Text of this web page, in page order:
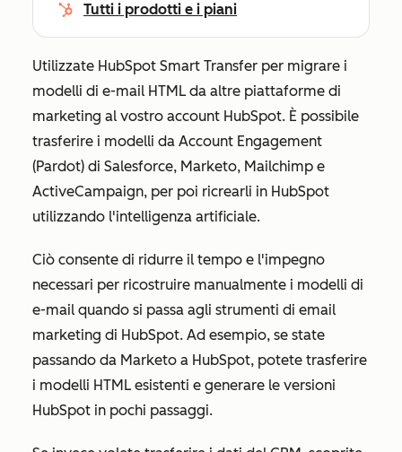
Tutti i prodotti e i piani
Utilizzate HubSpot Smart Transfer per migrare i
modelli di e-mail HTML da altre piattaforme di
marketing al vostro account HubSpot. È possibile
trasferire i modelli da Account Engagement
(Pardot) di Salesforce, Marketo, Mailchimp e
ActiveCampaign, per poi ricrearli in HubSpot
utilizzando l'intelligenza artificiale.
Ciò consente di ridurre il tempo e l'impegno
necessari per ricostruire manualmente i modelli di
e-mail quando si passa agli strumenti di email
marketing di HubSpot. Ad esempio, se state
passando da Marketo a HubSpot, potete trasferire
i modelli HTML esistenti e generare le versioni
HubSpot in pochi passaggi.